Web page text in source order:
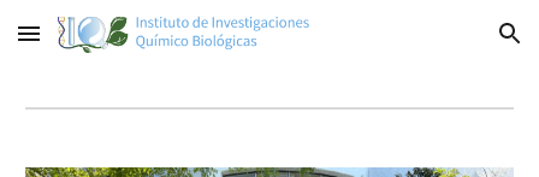
Skip to main content Skip to navigation